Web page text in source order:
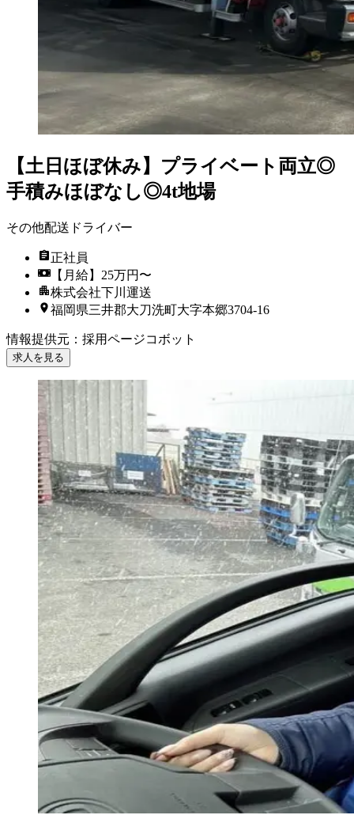
【土日ほぼ休み】プライベート両立◎
手積みほぼなし◎4t地場
その他配送ドライバー
正社員
【月給】25万円〜
株式会社下川運送
福岡県三井郡大刀洗町大字本郷3704-16
情報提供元 ： 採用ページコボット
求人を見る